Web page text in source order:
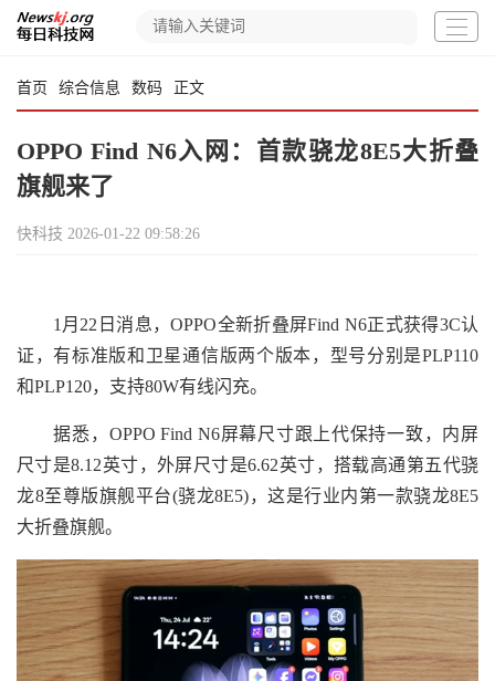
首页 综合信息 数码 正文
OPPO Find N6入网：首款骁龙8E5大折叠
旗舰来了
快科技 2026-01-22 09:58:26
1月22日消息，OPPO全新折叠屏Find N6正式获得3C认
证，有标准版和卫星通信版两个版本，型号分别是PLP110
和PLP120，支持80W有线闪充。
据悉，OPPO Find N6屏幕尺寸跟上代保持一致，内屏
尺寸是8.12英寸，外屏尺寸是6.62英寸，搭载高通第五代骁
龙8至尊版旗舰平台(骁龙8E5)，这是行业内第一款骁龙8E5
大折叠旗舰。